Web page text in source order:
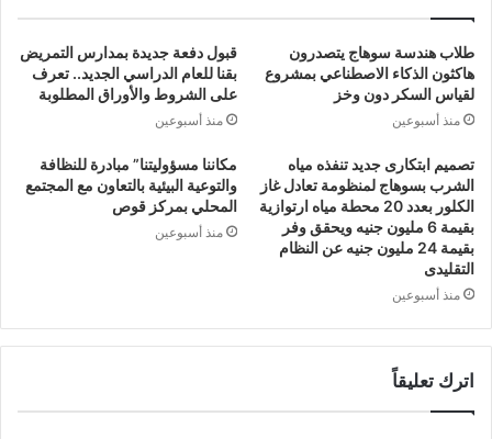
طلاب هندسة سوهاج يتصدرون
هاكثون الذكاء الاصطناعي بمشروع
لقياس السكر دون وخز
منذ أسبوعين
قبول دفعة جديدة بمدارس التمريض
بقنا للعام الدراسي الجديد.. تعرف
على الشروط والأوراق المطلوبة
منذ أسبوعين
تصميم ابتكارى جديد تنفذه مياه
الشرب بسوهاج لمنظومة تعادل غاز
الكلور بعدد 20 محطة مياه ارتوازية
بقيمة 6 مليون جنيه ويحقق وفر
بقيمة 24 مليون جنيه عن النظام
التقليدى
منذ أسبوعين
مكاننا مسؤوليتنا” مبادرة للنظافة
والتوعية البيئية بالتعاون مع المجتمع
المحلي بمركز قوص
منذ أسبوعين
اترك تعليقاً